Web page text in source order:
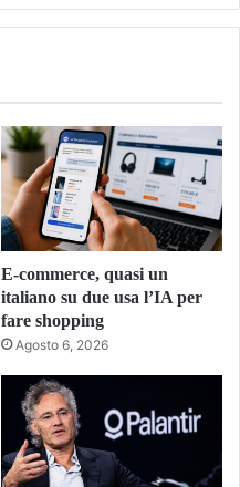
E-commerce, quasi un
italiano su due usa l’IA per
fare shopping
Agosto 6, 2026